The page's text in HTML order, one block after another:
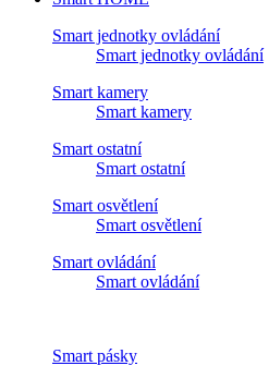
Smart jednotky ovládání
Smart jednotky ovládání
Smart kamery
Smart kamery
Smart ostatní
Smart ostatní
Smart osvětlení
Smart osvětlení
Smart ovládání
Smart ovládání
Smart pásky